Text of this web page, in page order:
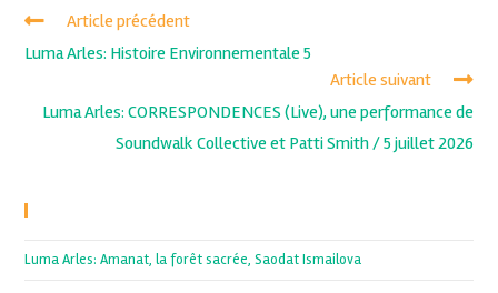
Article précédent
Luma Arles: Histoire Environnementale 5
Article suivant
Luma Arles: CORRESPONDENCES (Live), une performance de
Soundwalk Collective et Patti Smith / 5 juillet 2026
Luma Arles: Amanat, la forêt sacrée, Saodat Ismailova